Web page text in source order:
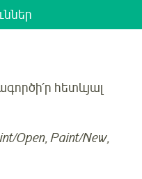
հետևյալ
Open, Paint/New,